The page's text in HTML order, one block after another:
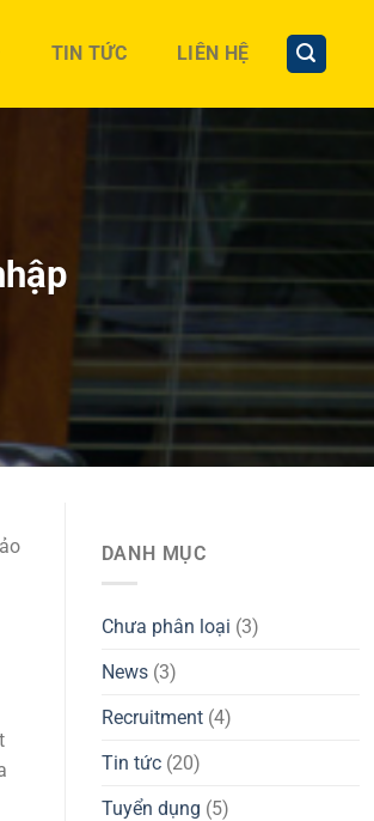
TIN TỨC LIÊN HỆ
DANH MỤC
Chưa phân loại (3)
News(3)
Recruitment(4)
Tin tức(20)
Tuyển dụng (5)